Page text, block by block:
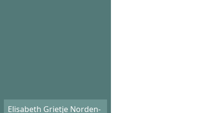
Elisabeth Grietje Norden-